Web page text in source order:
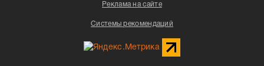
Реклама на сайте
Системы рекомендаций